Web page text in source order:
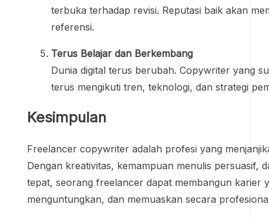
terbuka terhadap revisi. Reputasi baik akan
referensi.
Terus Belajar dan Berkembang
Dunia digital terus berubah. Copywriter yang
terus mengikuti tren, teknologi, dan strategi
Kesimpulan
Freelancer copywriter adalah profesi yang
Dengan kreativitas, kemampuan menulis persuasif,
tepat, seorang freelancer dapat membangun karier
menguntungkan, dan memuaskan secara